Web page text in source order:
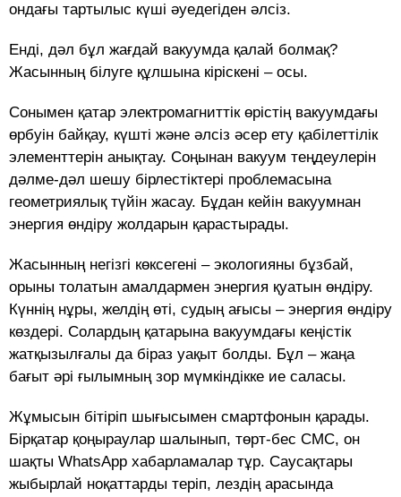
ондағы тартылыс күші әуедегіден әлсіз.
Енді, дәл бұл жағдай вакуумда қалай болмақ?
Жасынның білуге құлшына кіріскені – осы.
Сонымен қатар электромагниттік өрістің вакуумдағы
өрбуін байқау, күшті және әлсіз әсер ету қабілеттілік
элементтерін анықтау. Соңынан вакуум теңдеулерін
дәлме-дәл шешу бірлестіктері проблемасына
геометриялық түйін жасау. Бұдан кейін вакуумнан
энергия өндіру жолдарын қарастырады.
Жасынның негізгі көксегені – экологияны бұзбай,
орыны толатын амалдармен энергия қуатын өндіру.
Күннің нұры, желдің өті, судың ағысы – энергия өндіру
көздері. Солардың қатарына вакуумдағы кеңістік
жатқызылғалы да біраз уақыт болды. Бұл – жаңа
бағыт әрі ғылымның зор мүмкіндікке ие саласы.
Жұмысын бітіріп шығысымен смартфонын қарады.
Бірқатар қоңыраулар шалынып, төрт-бес СМС, он
шақты WhatsАpp хабарламалар тұр. Саусақтары
жыбырлай ноқаттарды теріп, лездің арасында